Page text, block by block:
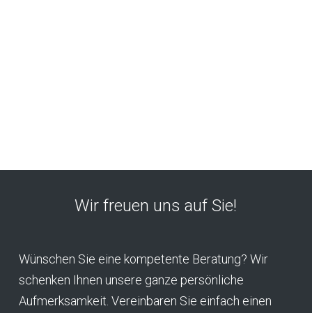
Wir freuen uns auf Sie!
Wünschen Sie eine kompetente Beratung? Wir
schenken Ihnen unsere ganze persönliche
Aufmerksamkeit. Vereinbaren Sie einfach einen